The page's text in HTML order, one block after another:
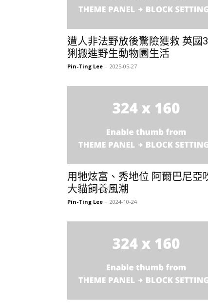
遭人非法野放後驚險獲救 英國
猁搬進野生動物園生活
Pin-Ting Lee - 2025-05-27
用牠炫富、秀地位 阿爾巴尼亞
大貓飼養風潮
Pin-Ting Lee - 2024-10-24